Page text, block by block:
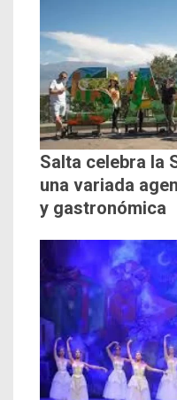
Salta celebra la
una variada
y gastronómica